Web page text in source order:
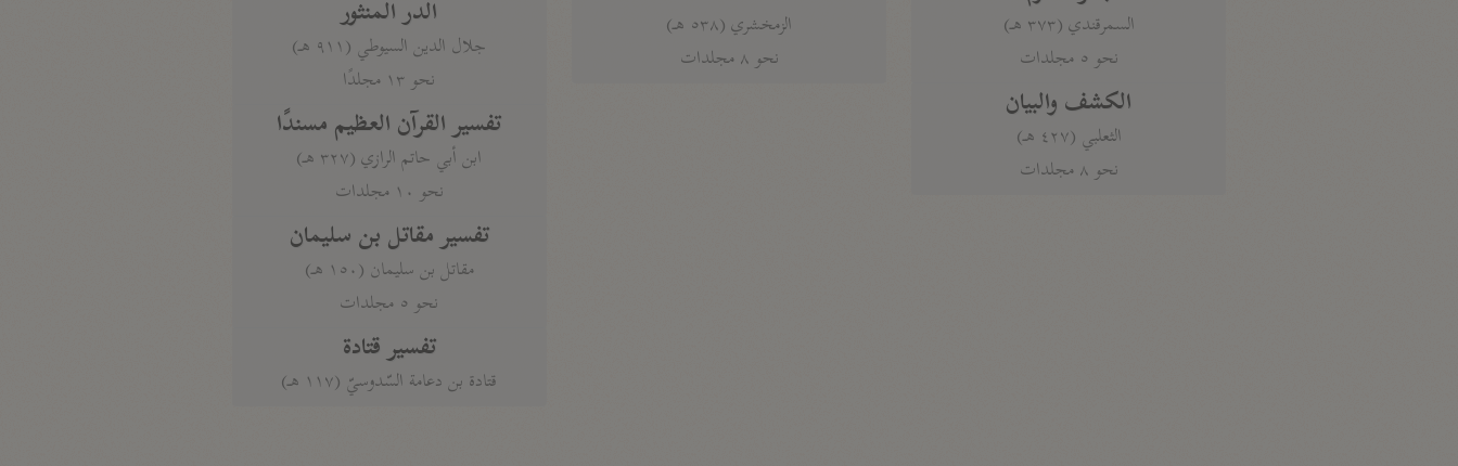
السمرقندي (٣٧٣ هـ)
نحو ٥ مجلدات
الكشف والبيان
الثعلبي (٤٢٧ هـ)
نحو ٨ مجلدات
الزمخشري (٥٣٨ هـ)
نحو ٨ مجلدات
الدر المنثور
جلال الدين السيوطي (٩١١ هـ)
نحو ١٣ مجلدًا
تفسير القرآن العظيم مسندًا
ابن أبي حاتم الرازي (٣٢٧ هـ)
نحو ١٠ مجلدات
تفسير مقاتل بن سليمان
مقاتل بن سليمان (١٥٠ هـ)
نحو ٥ مجلدات
تفسير قتادة
قتادة بن دعامة السّدوسيّ (١١٧ هـ)